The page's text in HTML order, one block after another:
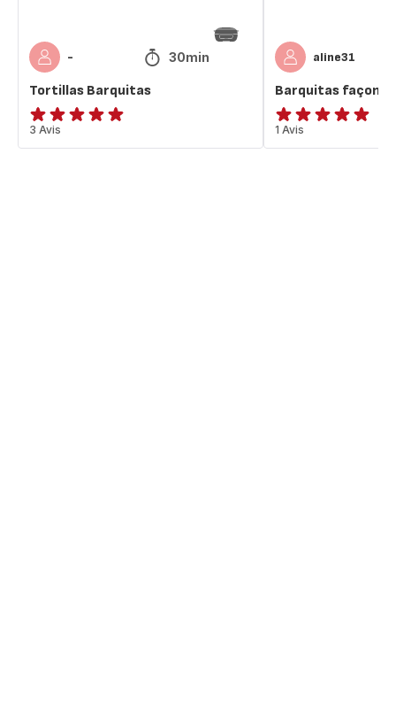
- 30min
Tortillas Barquitas
Avis
5
3 Avis
aline31
Barquitas façon
Avis
5
1 Avis